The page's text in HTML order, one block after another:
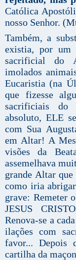
Católica
nosso Senhor.
Também, a
existia, por um
sacrificial do
imolados
Eucaristia (na
que fizesse
sacrificiais do
absoluto, ELE
com Sua
em Altar! A
visões da
assemelhava
grande Altar
como iria
grave: Remeter
JESUS
Renova-se a
ilações com
favor... Depois
cartilha da